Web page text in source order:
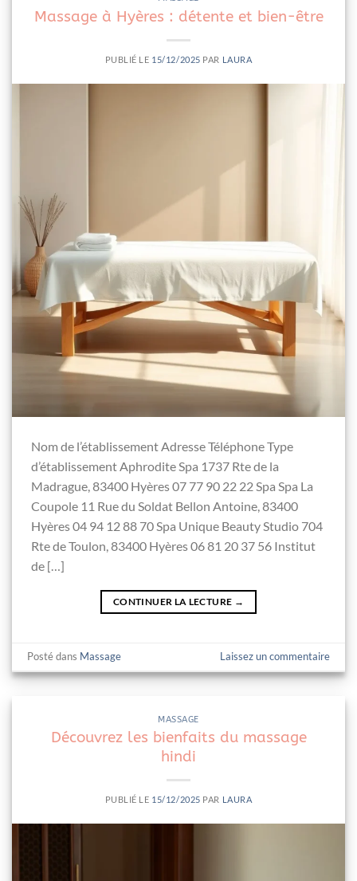
Massage à Hyères : détente et bien-être
PUBLIÉ LE 15/12/2025 PAR LAURA
Nom de l’établissement Adresse Téléphone Type
d’établissement Aphrodite Spa 1737 Rte de la
Madrague, 83400 Hyères 07 77 90 22 22 Spa Spa La
Coupole 11 Rue du Soldat Bellon Antoine, 83400
Hyères 04 94 12 88 70 Spa Unique Beauty Studio 704
Rte de Toulon, 83400 Hyères 06 81 20 37 56 Institut
de […]
CONTINUER LA LECTURE →
Posté dans Massage Laissez un commentaire
MASSAGE
Découvrez les bienfaits du massage
hindi
PUBLIÉ LE 15/12/2025 PAR LAURA